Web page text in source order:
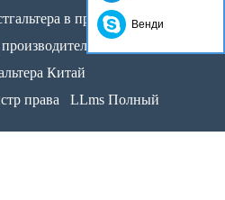
в продаже, регулятор и
аксессуаров для
Китай
права LLms Полный
Венди